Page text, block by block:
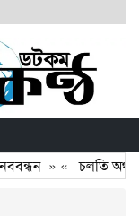
» «চলতি